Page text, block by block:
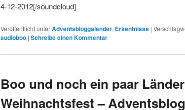
4-12-2012[/soundcloud]
Veröffentlicht unterAdventsbloggalender, Erkentnisse |
audioboo | Schreibe einen Kommentar
Boo und noch ein paar
Weihnachtsfest –